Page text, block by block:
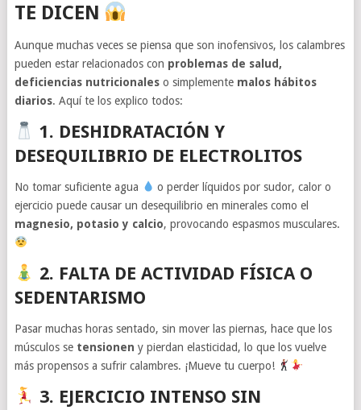
TE DICEN
Aunque muchas veces se piensa que son inofensivos, los calambres
pueden estar relacionados con problemas de salud,
deficiencias nutricionaleso simplemente malos hábitos
diarios. Aquí te los explico todos:
1. DESHIDRATACIÓN Y
DESEQUILIBRIO DE ELECTROLITOS
No tomar suficiente agua
o perder líquidos por sudor, calor o
ejercicio puede causar un desequilibrio en minerales como el
magnesio, potasio y calcio, provocando espasmos musculares.
2. FALTA DE ACTIVIDAD FÍSICA O
SEDENTARISMO
Pasar muchas horas sentado, sin mover las piernas, hace que los
músculos se tensionen y pierdan elasticidad, lo que los vuelve
más propensos a sufrir calambres. ¡Mueve tu cuerpo!
3. EJERCICIO INTENSO SIN